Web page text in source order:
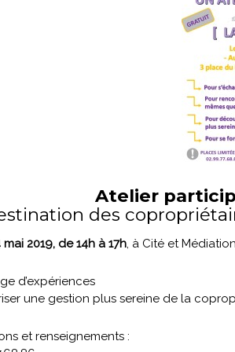
Atelier
des
mai 2019, de 14h à 17h, à Cité et
d’expériences
une gestion plus sereine de la
et renseignements :